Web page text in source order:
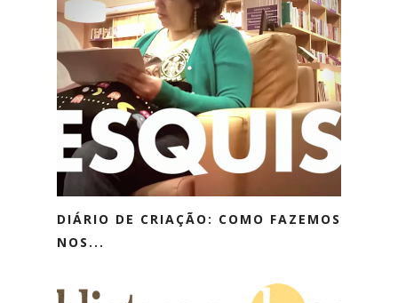
DIÁRIO DE CRIAÇÃO: COMO FAZEMOS
NOS...